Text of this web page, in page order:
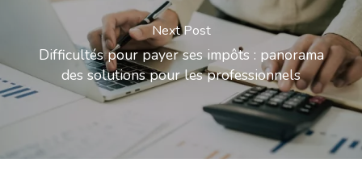
Next Post
Difficultés pour payer ses impôts : panorama
des solutions pour les professionnels